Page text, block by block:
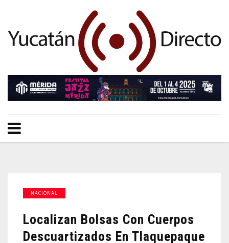
NACIONAL
Localizan Bolsas Con Cuerpos
Descuartizados En Tlaquepaque